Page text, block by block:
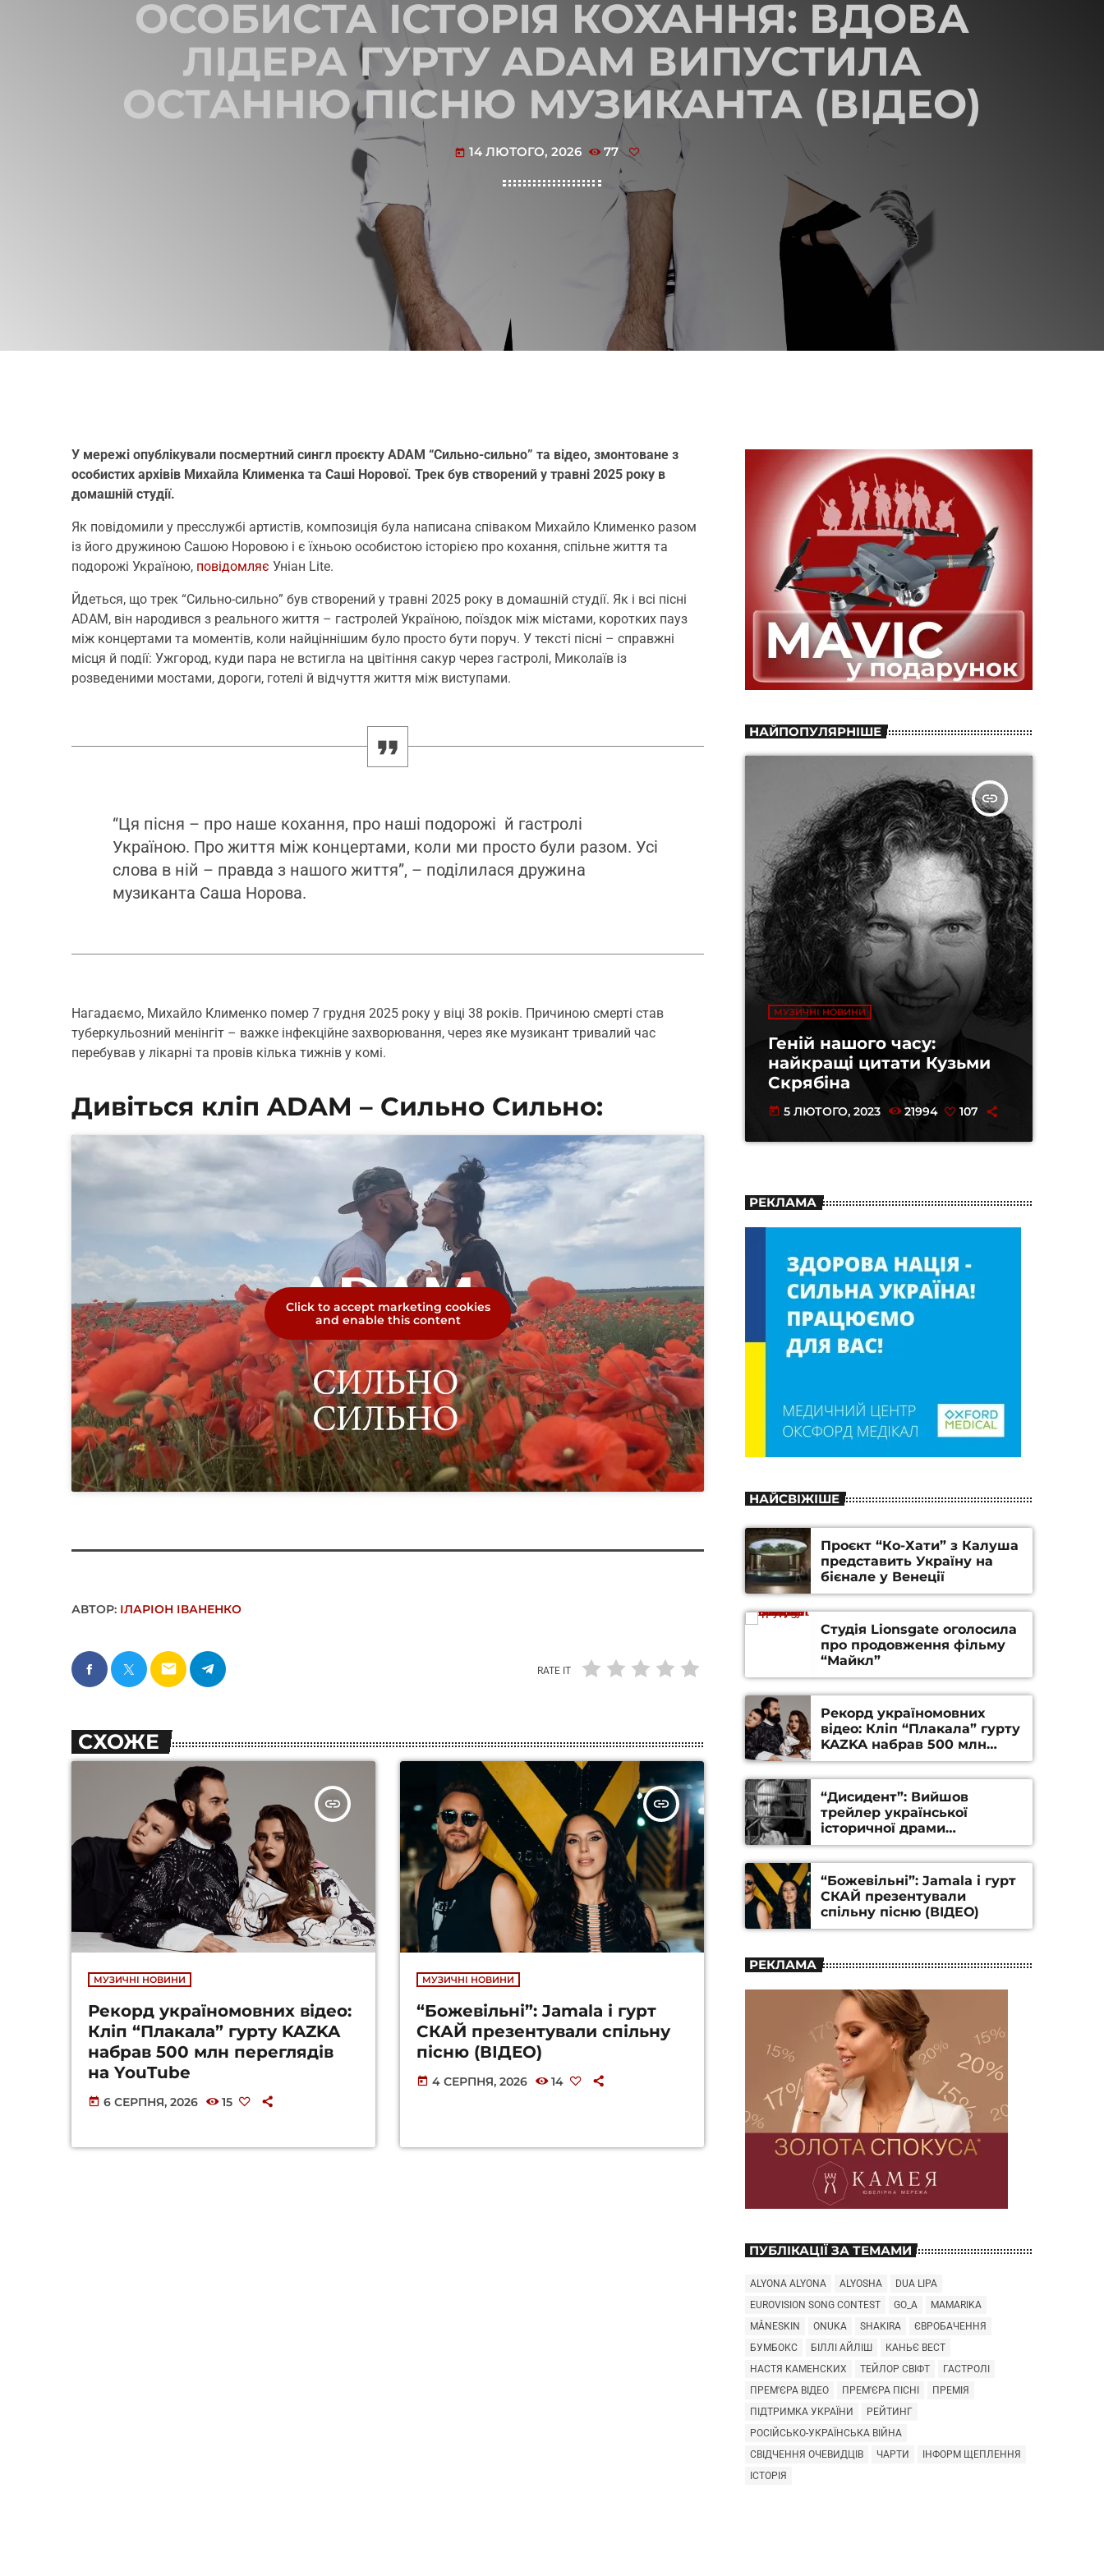
ОСОБИСТА ІСТОРІЯ КОХАННЯ: ВДОВА
ЛІДЕРА ГУРТУ ADAM ВИПУСТИЛА
ОСТАННЮ ПІСНЮ МУЗИКАНТА (ВІДЕО)
today 14 ЛЮТОГО, 2026 77
У мережі опублікували посмертний сингл проєкту ADAM “Сильно-сильно” та відео, змонтоване з
особистих архівів Михайла Клименка та Саші Норової. Трек був створений у травні 2025 року в
домашній студії.
Як повідомили у пресслужбі артистів, композиція була написана співаком Михайло Клименко разом
із його дружиною Сашою Норовою і є їхньою особистою історією про кохання, спільне життя та
подорожі Україною, повідомляє Уніан Lite.
Йдеться, що трек “Сильно-сильно” був створений у травні 2025 року в домашній студії. Як і всі пісні
ADAM, він народився з реального життя – гастролей Україною, поїздок між містами, коротких пауз
між концертами та моментів, коли найціннішим було просто бути поруч. У тексті пісні – справжні
місця й події: Ужгород, куди пара не встигла на цвітіння сакур через гастролі, Миколаїв із
розведеними мостами, дороги, готелі й відчуття життя між виступами.
“Ця пісня – про наше кохання, про наші подорожі й гастролі
Україною. Про життя між концертами, коли ми просто були разом. Усі
слова в ній – правда з нашого життя”, – поділилася дружина
музиканта Саша Норова.
Нагадаємо, Михайло Клименко помер 7 грудня 2025 року у віці 38 років. Причиною смерті став
туберкульозний менінгіт – важке інфекційне захворювання, через яке музикант тривалий час
перебував у лікарні та провів кілька тижнів у комі.
Дивіться кліп ADAM – Сильно Сильно:
Click to accept marketing cookies
and enable this content
АВТОР: ІЛАРІОН ІВАНЕНКО
email RATE IT
СХОЖЕ
insert_link
МУЗИЧНІ НОВИНИ
Рекорд україномовних відео:
Кліп “Плакала” гурту KAZKA
набрав 500 млн переглядів
на YouTube
today 6 СЕРПНЯ, 2026 15
insert_link
МУЗИЧНІ НОВИНИ
“Божевільні”: Jamala і гурт
СКАЙ презентували спільну
пісню (ВІДЕО)
today 4 СЕРПНЯ, 2026 14
НАЙПОПУЛЯРНІШЕ
insert_link
МУЗИЧНІ НОВИНИ
Геній нашого часу:
найкращі цитати Кузьми
Скрябіна
today 5 ЛЮТОГО, 2023 21994 107
РЕКЛАМА
НАЙСВІЖІШЕ
Проєкт “Ко-Хати” з Калуша
представить Україну на
бієнале у Венеції
Студія Lionsgate оголосила
про продовження фільму
“Майкл”
Рекорд україномовних
відео: Кліп “Плакала” гурту
KAZKA набрав 500 млн
переглядів на YouTube
“Дисидент”: Вийшов
трейлер української
історичної драми
Станіслава Гуренка та
Андрія Алфьорова (ВІДЕО)
“Божевільні”: Jamala і гурт
СКАЙ презентували
спільну пісню (ВІДЕО)
РЕКЛАМА
ПУБЛІКАЦІЇ ЗА ТЕМАМИ
ALYONA ALYONA ALYOSHA
DUA LIPA
EUROVISION SONG CONTEST
GO_A
MAMARIKA
MÅNESKIN
ONUKA SHAKIRA
ЄВРОБАЧЕННЯ
БУМБОКС
БІЛЛІ АЙЛІШ
КАНЬЄ ВЕСТ
НАСТЯ КАМЕНСКИХ
ТЕЙЛОР СВІФТ
ГАСТРОЛІ
ПРЕМ'ЄРА ВІДЕО
ПРЕМ'ЄРА ПІСНІ
ПРЕМІЯ
ПІДТРИМКА УКРАЇНИ
РЕЙТИНГ
РОСІЙСЬКО-УКРАЇНСЬКА ВІЙНА
СВІДЧЕННЯ ОЧЕВИДЦІВ
ЧАРТИ
ІНФОРМ ЩЕПЛЕННЯ
ІСТОРІЯ